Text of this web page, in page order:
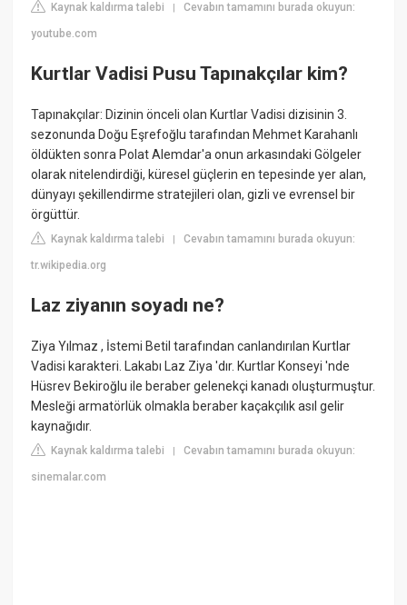
Kaynak kaldırma talebi |Cevabın tamamını burada okuyun:
youtube.com
Kurtlar Vadisi Pusu Tapınakçılar kim?
Tapınakçılar: Dizinin önceli olan Kurtlar Vadisi dizisinin 3.
sezonunda Doğu Eşrefoğlu tarafından Mehmet Karahanlı
öldükten sonra Polat Alemdar'a onun arkasındaki Gölgeler
olarak nitelendirdiği, küresel güçlerin en tepesinde yer alan,
dünyayı şekillendirme stratejileri olan, gizli ve evrensel bir
örgüttür.
Kaynak kaldırma talebi |Cevabın tamamını burada okuyun:
tr.wikipedia.org
Laz ziyanın soyadı ne?
Ziya Yılmaz , İstemi Betil tarafından canlandırılan Kurtlar
Vadisi karakteri. Lakabı Laz Ziya 'dır. Kurtlar Konseyi 'nde
Hüsrev Bekiroğlu ile beraber gelenekçi kanadı oluşturmuştur.
Mesleği armatörlük olmakla beraber kaçakçılık asıl gelir
kaynağıdır.
Kaynak kaldırma talebi |Cevabın tamamını burada okuyun:
sinemalar.com